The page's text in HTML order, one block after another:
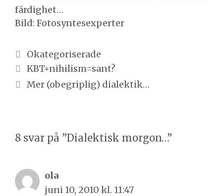
färdighet…
Bild: Fotosyntesexperter
Kategorier
Okategoriserade
Inläggsnavigering
KBT+nihilism=sant?
Mer (obegriplig) dialektik…
8 svar på ”Dialektisk morgon…”
ola
juni 10, 2010 kl. 11:47